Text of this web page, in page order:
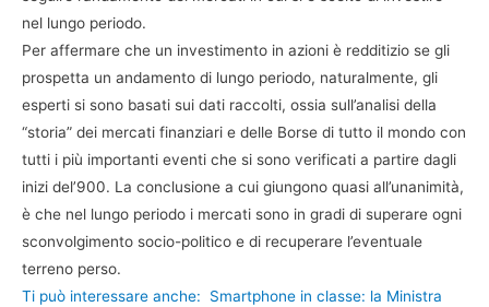
nel lungo periodo.
Per affermare che un investimento in azioni è redditizio se gli
prospetta un andamento di lungo periodo, naturalmente, gli
esperti si sono basati sui dati raccolti, ossia sull’analisi della
“storia” dei mercati finanziari e delle Borse di tutto il mondo con
tutti i più importanti eventi che si sono verificati a partire dagli
inizi del’900. La conclusione a cui giungono quasi all’unanimità,
è che nel lungo periodo i mercati sono in gradi di superare ogni
sconvolgimento socio-politico e di recuperare l’eventuale
terreno perso.
Ti può interessare anche:
Smartphone in classe: la Ministra